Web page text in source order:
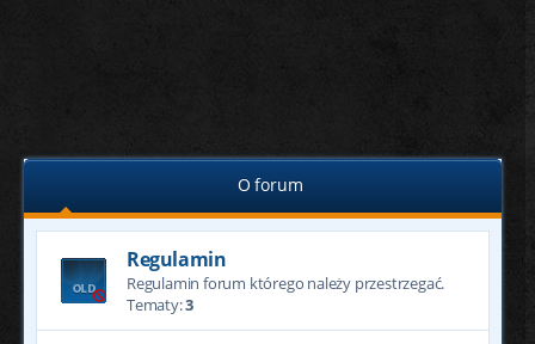
O forum
Regulamin
Regulamin forum którego należy przestrzegać.
Tematy:3